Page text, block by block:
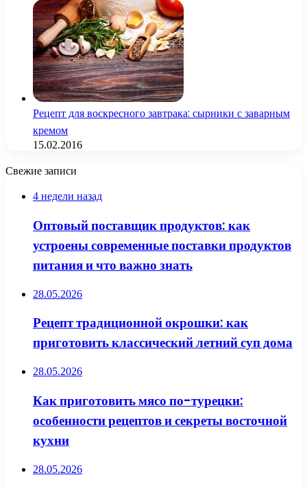
Рецепт для воскресного завтрака: сырники с заварным
кремом
15.02.2016
Свежие записи
4 недели назад
Оптовый поставщик продуктов: как
устроены современные поставки продуктов
питания и что важно знать
28.05.2026
Рецепт традиционной окрошки: как
приготовить классический летний суп дома
28.05.2026
Как приготовить мясо по-турецки:
особенности рецептов и секреты восточной
кухни
28.05.2026